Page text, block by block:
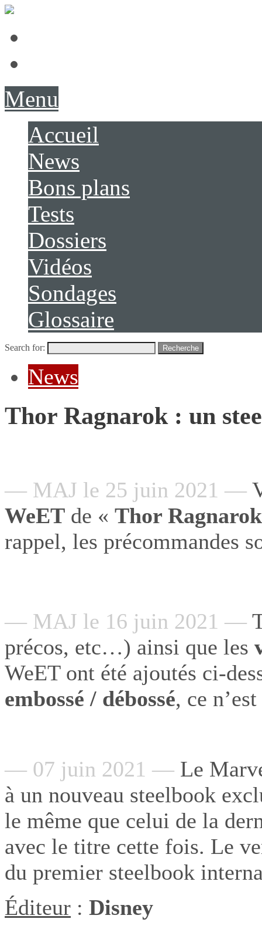
Menu
Accueil
News
Bons plans
Tests
Dossiers
Vidéos
Sondages
Glossaire
Search for: Recherche
News
Thor Ragnarok : un
— MAJ le 25 juin 2021 —
WeET de « Thor Ragnarok
rappel, les précommandes
— MAJ le 16 juin 2021 —
précos, etc…) ainsi que les
WeET ont été ajoutés ci-
embossé / débossé, ce
— 07 juin 2021 — Le
à un nouveau steelbook
le même que celui de la
avec le titre cette fois. Le
du premier steelbook
Éditeur : Disney